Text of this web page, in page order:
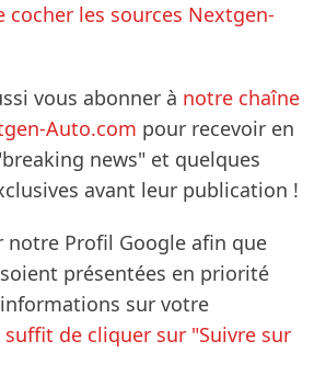
cocher les sources Nextgen-
vous abonner à notre chaîne
Auto.com pour recevoir en
news" et quelques
avant leur publication !
notre Profil Google afin que
présentées en priorité
sur votre
de cliquer sur "Suivre sur